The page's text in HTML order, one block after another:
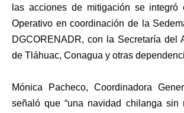
las acciones de mitigación se integró
Operativo en coordinación de la
DGCORENADR, con la Secretaría del
de Tláhuac, Conagua y otras
Mónica Pacheco, Coordinadora
señaló que “una navidad chilanga sin